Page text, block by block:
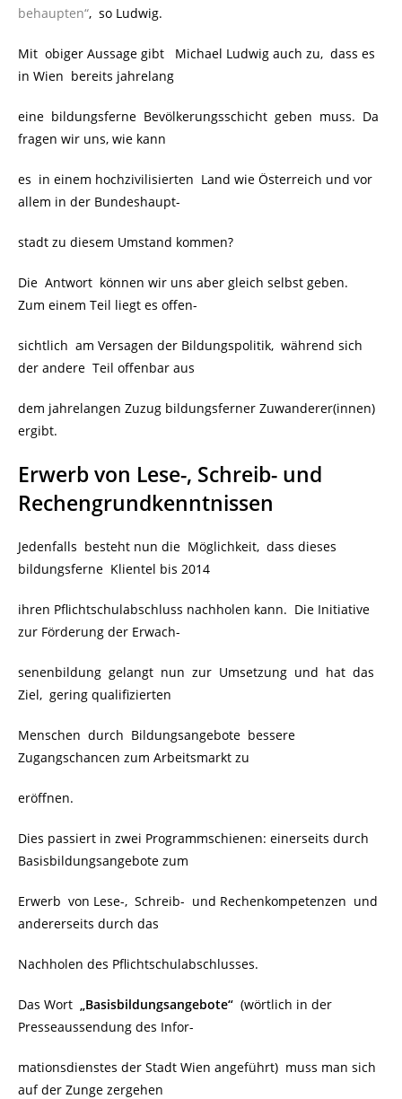
behaupten“, so Ludwig.
Mit obiger Aussage gibt Michael Ludwig auch zu, dass es
in Wien bereits jahrelang
eine bildungsferne Bevölkerungsschicht geben muss. Da
fragen wir uns, wie kann
es in einem hochzivilisierten Land wie Österreich und vor
allem in der Bundeshaupt-
stadt zu diesem Umstand kommen?
Die Antwort können wir uns aber gleich selbst geben.
Zum einem Teil liegt es offen-
sichtlich am Versagen der Bildungspolitik, während sich
der andere Teil offenbar aus
dem jahrelangen Zuzug bildungsferner Zuwanderer(innen)
ergibt.
Erwerb von Lese-, Schreib- und
Rechengrundkenntnissen
Jedenfalls besteht nun die Möglichkeit, dass dieses
bildungsferne Klientel bis 2014
ihren Pflichtschulabschluss nachholen kann. Die Initiative
zur Förderung der Erwach-
senenbildung gelangt nun zur Umsetzung und hat das
Ziel, gering qualifizierten
Menschen durch Bildungsangebote bessere
Zugangschancen zum Arbeitsmarkt zu
eröffnen.
Dies passiert in zwei Programmschienen: einerseits durch
Basisbildungsangebote zum
Erwerb von Lese-, Schreib- und Rechenkompetenzen und
andererseits durch das
Nachholen des Pflichtschulabschlusses.
Das Wort „Basisbildungsangebote“ (wörtlich in der
Presseaussendung des Infor-
mationsdienstes der Stadt Wien angeführt) muss man sich
auf der Zunge zergehen